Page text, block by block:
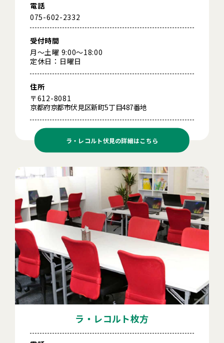
電話
075-602-2332
受付時間
月～土曜 9:00～18:00
定休日：日曜日
住所
〒612-8081
京都府京都市伏見区新町5丁目487番地
ラ・レコルト伏見の詳細はこちら
ラ・レコルト枚方